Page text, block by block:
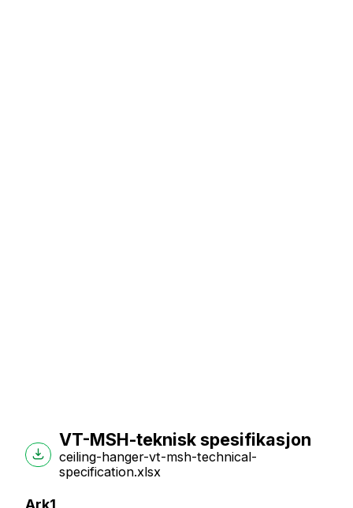
VT-MSH-teknisk spesifikasjon
ceiling-hanger-vt-msh-technical-
specification.xlsx